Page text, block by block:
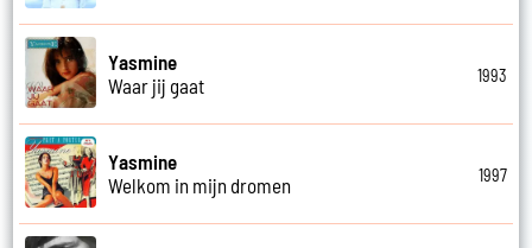
Yasmine
Waar jij gaat
1993
Yasmine
Welkom in mijn dromen
1997